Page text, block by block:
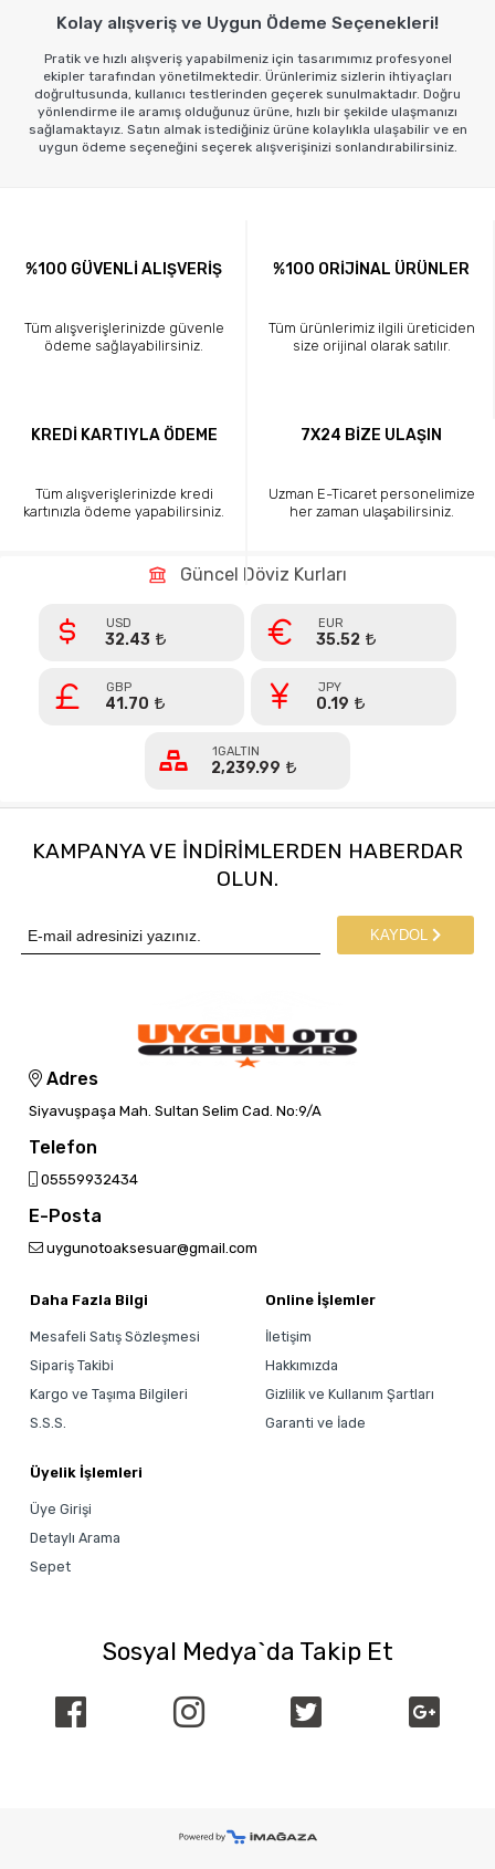
Kolay alışveriş ve Uygun Ödeme Seçenekleri!
Pratik ve hızlı alışveriş yapabilmeniz için tasarımımız profesyonel
ekipler tarafından yönetilmektedir. Ürünlerimiz sizlerin ihtiyaçları
doğrultusunda, kullanıcı testlerinden geçerek sunulmaktadır. Doğru
yönlendirme ile aramış olduğunuz ürüne, hızlı bir şekilde ulaşmanızı
sağlamaktayız. Satın almak istediğiniz ürüne kolaylıkla ulaşabilir ve en
uygun ödeme seçeneğini seçerek alışverişinizi sonlandırabilirsiniz.
%100 GÜVENLİ ALIŞVERİŞ
Tüm alışverişlerinizde güvenle
ödeme sağlayabilirsiniz.
%100 ORİJİNAL ÜRÜNLER
Tüm ürünlerimiz ilgili üreticiden
size orijinal olarak satılır.
KREDİ KARTIYLA ÖDEME
Tüm alışverişlerinizde kredi
kartınızla ödeme yapabilirsiniz.
7X24 BİZE ULAŞIN
Uzman E-Ticaret personelimize
her zaman ulaşabilirsiniz.
Güncel Döviz Kurları
USD
32.43
EUR
35.52
GBP
41.70
JPY
0.19
1GALTIN
2,239.99
KAMPANYA VE INDIRIMLERDEN HABERDAR
OLUN.
KAYDOL
Adres
Siyavuşpaşa Mah. Sultan Selim Cad. No:9/A
Telefon
05559932434
E-Posta
uygunotoaksesuar@gmail.com
Daha Fazla Bilgi
Mesafeli Satış Sözleşmesi
Sipariş Takibi
Kargo ve Taşıma Bilgileri
S.S.S.
Online İşlemler
İletişim
Hakkımızda
Gizlilik ve Kullanım Şartları
Garanti ve İade
Üyelik İşlemleri
Üye Girişi
Detaylı Arama
Sepet
Sosyal Medya`da Takip Et